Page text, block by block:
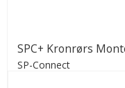
SPC+ Kronrørs
SP-Connect